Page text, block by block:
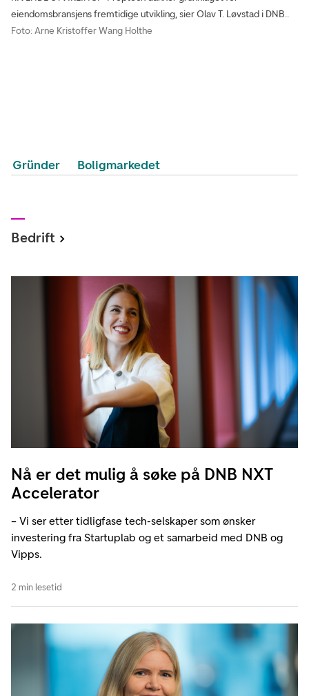
eiendomsbransjens fremtidige utvikling, sier Olav T. Løvstad i DNB..
Foto: Arne Kristoffer Wang Holthe
Gründer Boligmarkedet
Bedrift
Nå er det mulig å søke på DNB NXT
Accelerator
– Vi ser etter tidligfase tech-selskaper som ønsker
investering fra Startuplab og et samarbeid med DNB og
Vipps.
2 min lesetid